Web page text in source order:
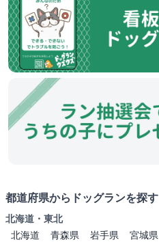
都道府県からドッグランを探す
北海道・東北
北海道
青森県 岩手県 宮城県